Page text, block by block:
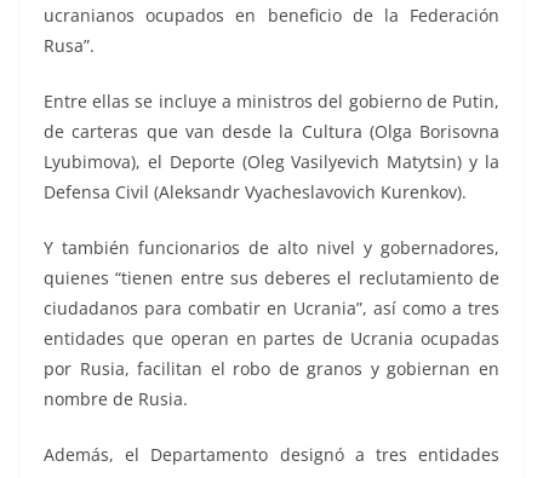
ucranianos ocupados en beneficio de la Federación
Rusa”.
Entre ellas se incluye a ministros del gobierno de Putin,
de carteras que van desde la Cultura (Olga Borisovna
Lyubimova), el Deporte (Oleg Vasilyevich Matytsin) y la
Defensa Civil (Aleksandr Vyacheslavovich Kurenkov).
Y también funcionarios de alto nivel y gobernadores,
quienes “tienen entre sus deberes el reclutamiento de
ciudadanos para combatir en Ucrania”, así como a tres
entidades que operan en partes de Ucrania ocupadas
por Rusia, facilitan el robo de granos y gobiernan en
nombre de Rusia.
Además, el Departamento designó a tres entidades